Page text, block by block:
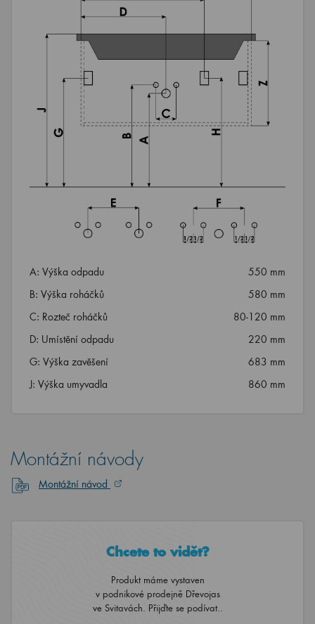
A: Výška odpadu
550 mm
B: Výška roháčků
580 mm
C: Rozteč roháčků
80-120 mm
D: Umístění odpadu
220 mm
G: Výška zavěšení
683 mm
J: Výška umyvadla
860 mm
Montážní návody
Montážní návod
Chcete to vidět?
Produkt máme vystaven
v podnikové prodejně Dřevojas
ve Svitavách. Přijďte se podívat..